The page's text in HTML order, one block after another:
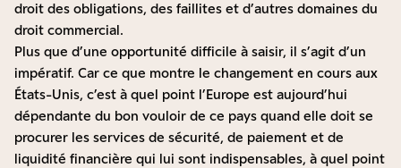
droit des obligations, des faillites et d’autres domaines du
droit commercial.
Plus que d’une opportunité difficile à saisir, il s’agit d’un
impératif. Car ce que montre le changement en cours aux
États-Unis, c’est à quel point l’Europe est aujourd’hui
dépendante du bon vouloir de ce pays quand elle doit se
procurer les services de sécurité, de paiement et de
liquidité financière qui lui sont indispensables, à quel point